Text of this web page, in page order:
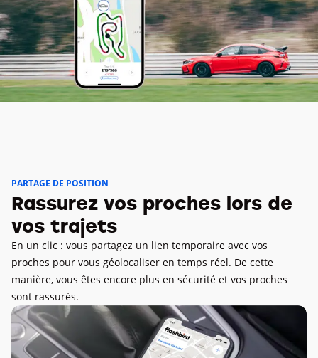
PARTAGE DE POSITION
Rassurez vos proches lors de
vos trajets
En un clic : vous partagez un lien temporaire avec vos
proches pour vous géolocaliser en temps réel. De cette
manière, vous êtes encore plus en sécurité et vos proches
sont rassurés.